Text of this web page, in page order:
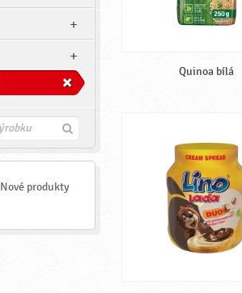
H
a
Nové produkty
Quinoa bílá